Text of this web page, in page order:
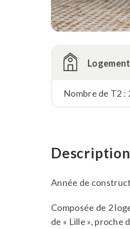
Nombre de T2 :
Description
Année de
Composée de 2
de « Lille », proche